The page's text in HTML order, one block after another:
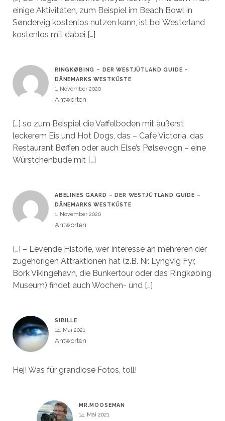
einige Aktivitäten, zum Beispiel im Beach Bowl in
Søndervig kostenlos nutzen kann, ist bei Westerland
kostenlos mit dabei […]
RINGKØBING – DER WESTJÜTLAND GUIDE –
DÄNEMARKS WESTKÜSTE
1. November 2020
Antworten
[…] so zum Beispiel die Vaffelboden mit äußerst
leckerem Eis und Hot Dogs, das – Café Victoria, das
Restaurant Bøffen oder auch Else’s Pølsevogn – eine
Würstchenbude mit […]
ABELINES GAARD – DER WESTJÜTLAND GUIDE –
DÄNEMARKS WESTKÜSTE
1. November 2020
Antworten
[…] – Levende Historie, wer Interesse an mehreren der
zugehörigen Attraktionen hat (z.B. Nr. Lyngvig Fyr,
Bork Vikingehavn, die Bunkertour oder das Ringkøbing
Museum) findet auch Wochen- und […]
SIBILLE
14. Mai 2021
Antworten
Hej! Was für grandiose Fotos, toll!
MR.MOOSEMAN
14. Mai 2021